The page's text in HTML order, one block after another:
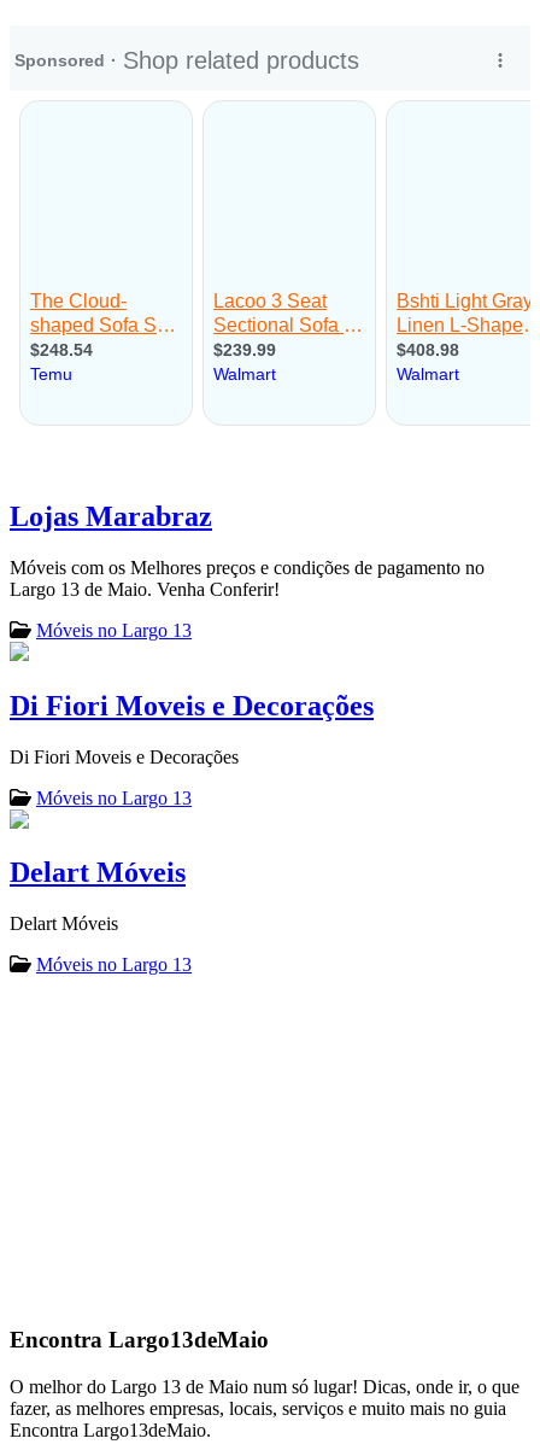
Lojas Marabraz
Móveis com os Melhores preços e condições de pagamento no
Largo 13 de Maio. Venha Conferir!
Móveis no Largo 13
Di Fiori Moveis e Decorações
Di Fiori Moveis e Decorações
Móveis no Largo 13
Delart Móveis
Delart Móveis
Móveis no Largo 13
Encontra Largo13deMaio
O melhor do Largo 13 de Maio num só lugar! Dicas, onde ir, o que
fazer, as melhores empresas, locais, serviços e muito mais no guia
Encontra Largo13deMaio.